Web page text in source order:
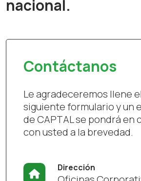
nacional.
Contáctanos
Le agradeceremos llene el
siguiente formulario y un
de CAPTAL se pondrá en
con usted a la brevedad.
Dirección